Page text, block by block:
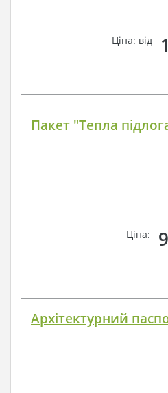
Ціна: від
Пакет "Тепла
Ціна:
Архітектурний